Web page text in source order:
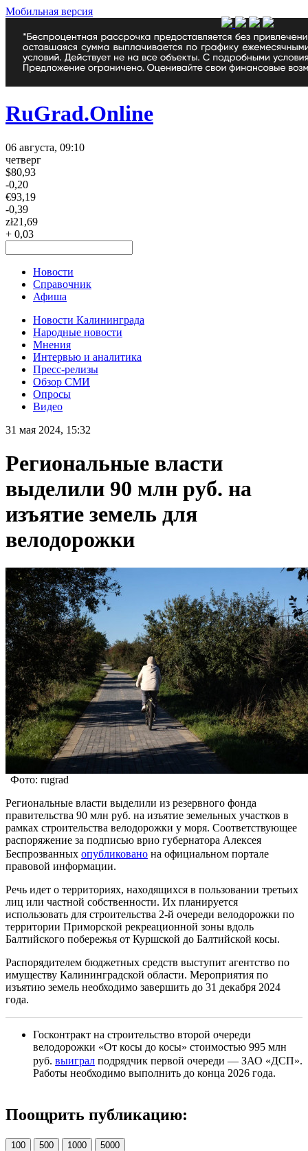
Мобильная версия
RuGrad.Online
06 августа, 09:10
четверг
$80,93
-0,20
€93,19
-0,39
zł21,69
+ 0,03
Новости
Справочник
Афиша
Новости Калининграда
Народные новости
Мнения
Интервью и аналитика
Пресс-релизы
Обзор СМИ
Опросы
Видео
31 мая 2024, 15:32
Региональные власти
выделили 90 млн руб. на
изъятие земель для
велодорожки
Фото: rugrad
Региональные власти выделили из резервного фонда
правительства 90 млн руб. на изъятие земельных участков в
рамках строительства велодорожки у моря. Соответствующее
распоряжение за подписью врио губернатора Алексея
Беспрозванных опубликовано на официальном портале
правовой информации.
Речь идет о территориях, находящихся в пользовании третьих
лиц или частной собственности. Их планируется
использовать для строительства 2-й очереди велодорожки по
территории Приморской рекреационной зоны вдоль
Балтийского побережья от Куршской до Балтийской косы.
Распорядителем бюджетных средств выступит агентство по
имуществу Калининградской области. Мероприятия по
изъятию земель необходимо завершить до 31 декабря 2024
года.
Госконтракт на строительство второй очереди
велодорожки «От косы до косы» стоимостью 995 млн
руб. выиграл подрядчик первой очереди — ЗАО «ДСП».
Работы необходимо выполнить до конца 2026 года.
Поощрить публикацию:
100 500 1000 5000